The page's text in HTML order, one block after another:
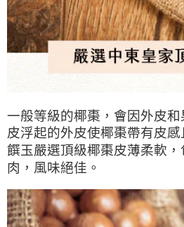
一般等級的椰棗，會因外皮
皮浮起的外皮使椰棗帶有皮感
饌玉嚴選頂級椰棗皮薄柔軟
肉，風味絕佳。